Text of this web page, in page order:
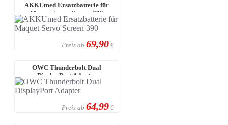
AKKUmed Ersatzbatterie für
Maquet Servo Screen 390
Preis ab 69,90 €
OWC Thunderbolt Dual
DisplayPort Adapter
Preis ab 64,99 €